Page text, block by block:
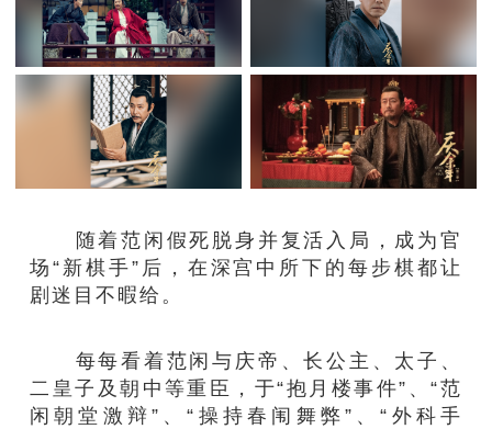
随着范闲假死脱身并复活入局，成为官
场“新棋手”后，在深宫中所下的每步棋都让
剧迷目不暇给。
每每看着范闲与庆帝、长公主、太子、
二皇子及朝中等重臣，于“抱月楼事件”、“范
闲朝堂激辩”、“操持春闱舞弊”、“外科手